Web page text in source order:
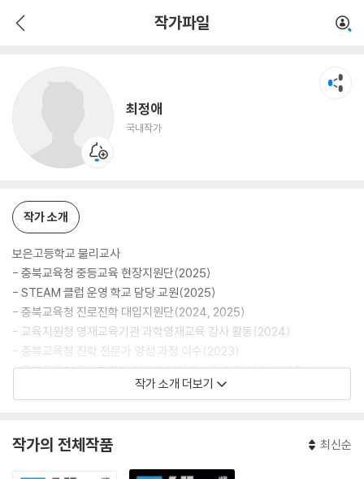
작가파일
최정애
국내작가
작가 소개
보은고등학교 물리교사
- 충북교육청 중등교육 현장지원단(2025)
- STEAM 클럽 운영 학교 담당 교원(2025)
- 충북교육청 진로진학 대입지원단(2024, 2025)
- 교육지원청 영재교육기관 과학영재교육 강사 활동(2024)
- 충북교육청 진학 전문가 양성 과정 이수(2023)
- 충북교육청 고교학점제 전문가 양성 마스터 과정 이수(2023)
- 충북교육청 블렌디드 러닝 모형 개발 지원단(물리교과)(2020)
작가 소개 더보기
작가의 전체작품 최신순